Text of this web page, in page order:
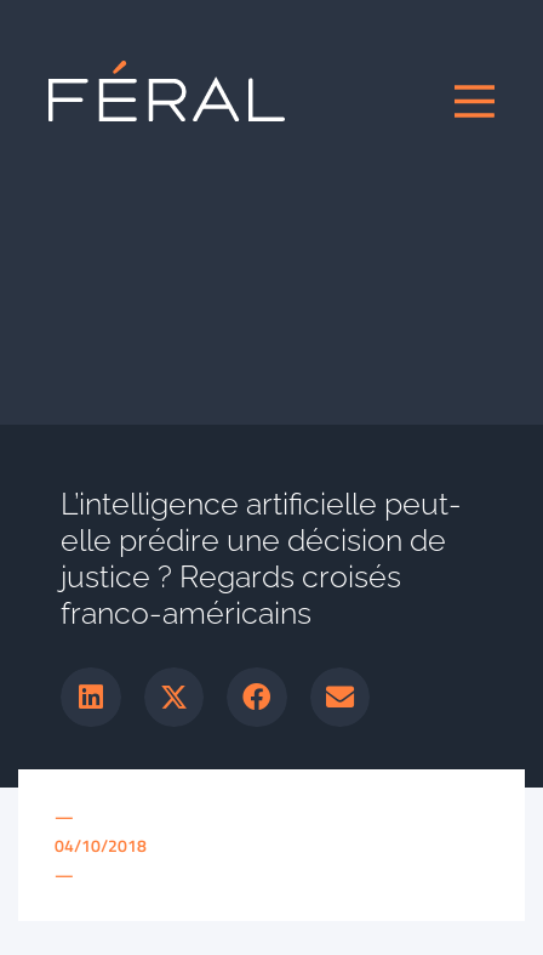
L’intelligence artificielle peut-
elle prédire une décision de
justice ? Regards croisés
franco-américains
—
04/10/2018
—